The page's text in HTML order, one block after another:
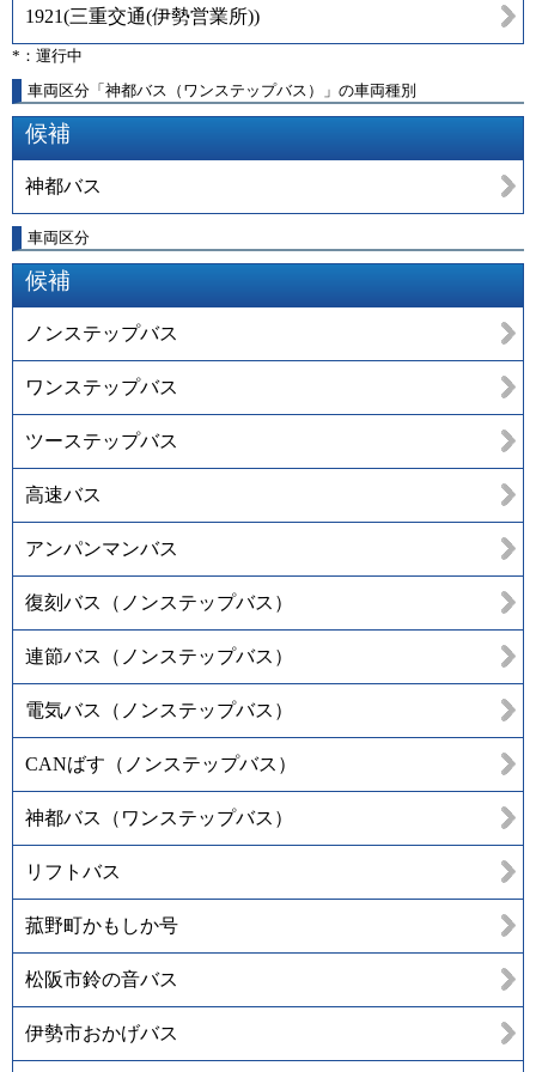
1921(三重交通(伊勢営業所))
*：運行中
車両区分「神都バス（ワンステップバス）」の車両種別
候補
神都バス
車両区分
候補
ノンステップバス
ワンステップバス
ツーステップバス
高速バス
アンパンマンバス
復刻バス（ノンステップバス）
連節バス（ノンステップバス）
電気バス（ノンステップバス）
CANばす（ノンステップバス）
神都バス（ワンステップバス）
リフトバス
菰野町かもしか号
松阪市鈴の音バス
伊勢市おかげバス